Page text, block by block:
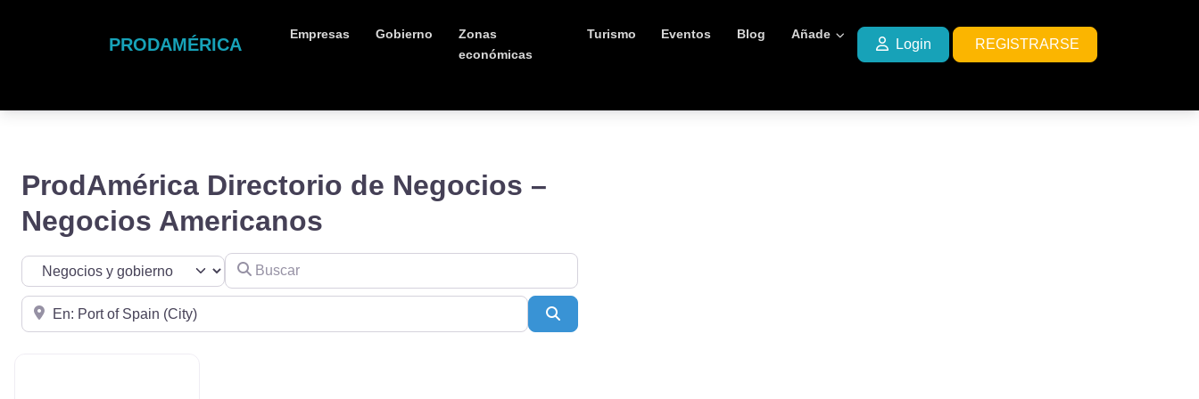
PRODAMÉRICA
Empresas Gobierno
Zonas
económicas
Turismo Eventos Blog Añade
Login REGISTRARSE
ProdAmérica Directorio de Negocios –
Negocios Americanos
Seleccionar el formulario de búsqueda
Buscar
Cerca de